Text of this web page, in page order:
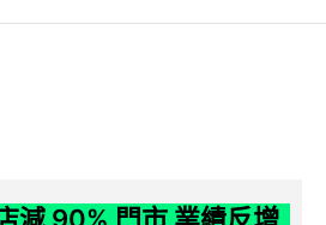
減 90% 門市 業績反增